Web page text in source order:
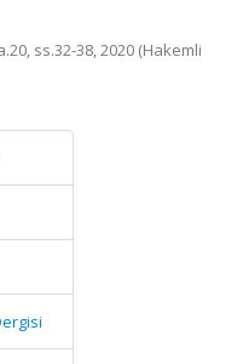
ss.32-38, 2020 (Hakemli